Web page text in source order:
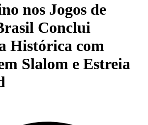
nos Jogos de
Conclui
Histórica com
Slalom e Estreia